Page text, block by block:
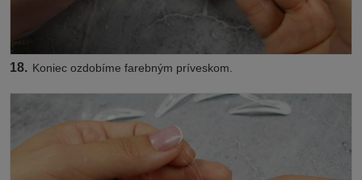
18. Koniec ozdobíme farebným príveskom.